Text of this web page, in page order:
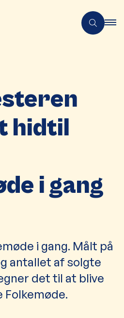
hidtil
i gang
i gang. Målt på
antallet af solgte
det til at blive